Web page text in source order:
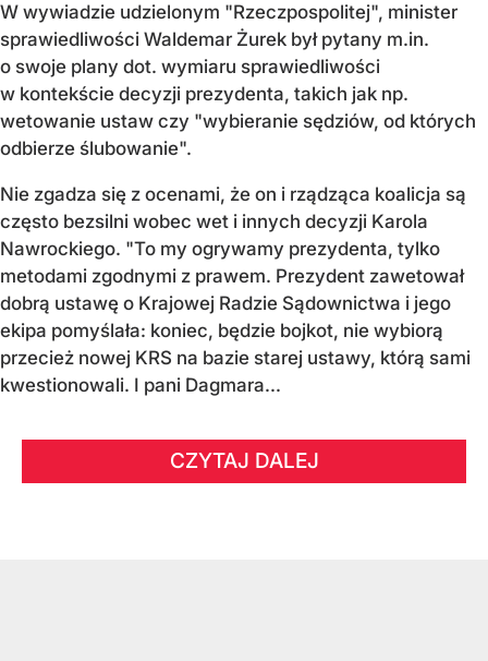
W wywiadzie udzielonym "Rzeczpospolitej", minister
sprawiedliwości Waldemar Żurek był pytany m.in.
o swoje plany dot. wymiaru sprawiedliwości
w kontekście decyzji prezydenta, takich jak np.
wetowanie ustaw czy "wybieranie sędziów, od których
odbierze ślubowanie".
Nie zgadza się z ocenami, że on i rządząca koalicja są
często bezsilni wobec wet i innych decyzji Karola
Nawrockiego. "To my ogrywamy prezydenta, tylko
metodami zgodnymi z prawem. Prezydent zawetował
dobrą ustawę o Krajowej Radzie Sądownictwa i jego
ekipa pomyślała: koniec, będzie bojkot, nie wybiorą
przecież nowej KRS na bazie starej ustawy, którą sami
kwestionowali. I pani Dagmara...
CZYTAJ DALEJ